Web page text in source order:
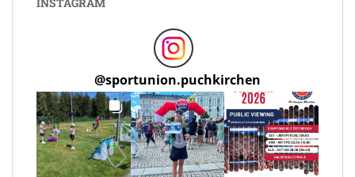
@sportunion.puchkirchen